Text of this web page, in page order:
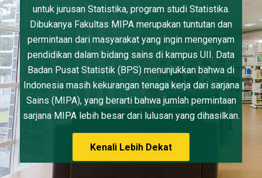
untuk jurusan Statistika, program studi Statistika.
Dibukanya Fakultas MIPA merupakan tuntutan dan
permintaan dari masyarakat yang ingin mengenyam
pendidikan dalam bidang sains di kampus UII. Data
Badan Pusat Statistik (BPS) menunjukkan bahwa di
Indonesia masih kekurangan tenaga kerja dari sarjana
Sains (MIPA), yang berarti bahwa jumlah permintaan
sarjana MIPA lebih besar dari lulusan yang dihasilkan.
Kenali Lebih Dekat